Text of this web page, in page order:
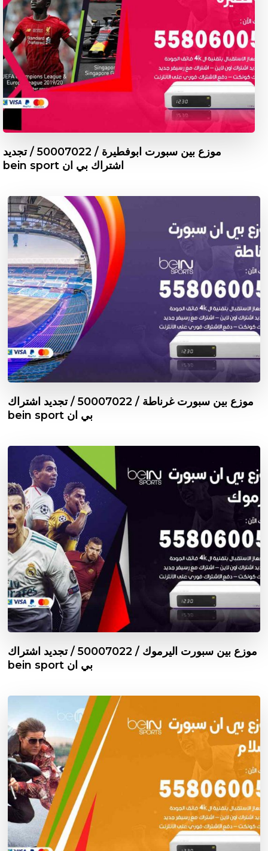
موزع بين سبورت ابوفطيرة / 50007022 / تجديد
اشتراك بي ان bein sport
موزع بين سبورت غرناطة / 50007022 / تجديد اشتراك
بي ان bein sport
موزع بين سبورت اليرموك / 50007022 / تجديد اشتراك
بي ان bein sport